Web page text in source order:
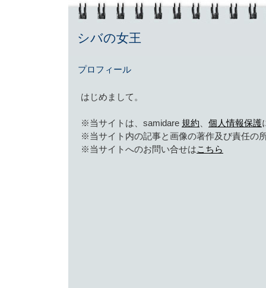
シバの女王
プロフィール
はじめまして。
※当サイトは、samidare 規約 個人情報保護
※当サイト内の記事と画像の著作及び責任の
※当サイトへのお問い合せはこちら